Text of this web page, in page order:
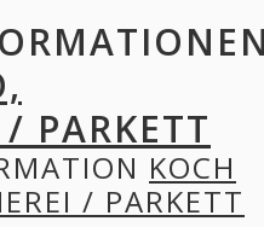
PARKETT
KOCH
/ PARKETT